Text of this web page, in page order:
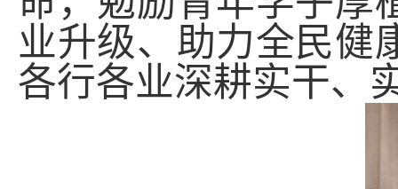
业升级、助力全民健
各行各业深耕实干、